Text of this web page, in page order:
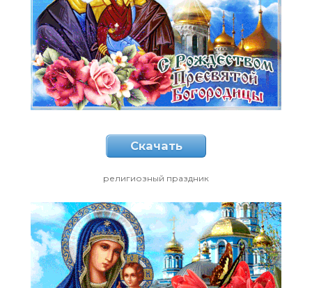
Скачать
религиозный праздник